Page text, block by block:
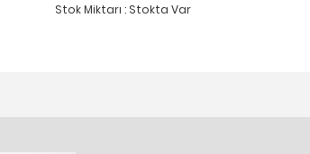
Stok Miktarı : Stokta Var